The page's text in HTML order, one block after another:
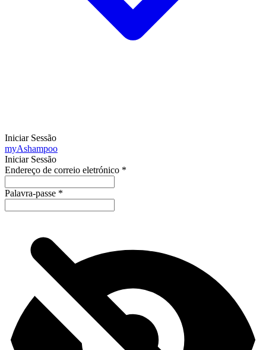
Iniciar Sessão
myAshampoo
Iniciar Sessão
Endereço de correio eletrónico *
Palavra-passe *